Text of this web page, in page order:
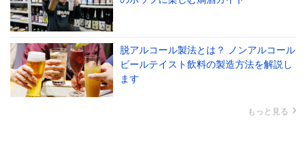
脱アルコール製法とは？ ノンアルコール
ビールテイスト飲料の製造方法を解説し
ます
もっと見る